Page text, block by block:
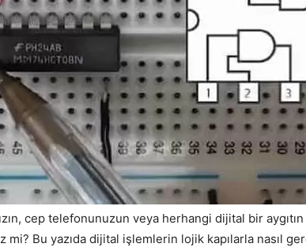
cep telefonunuzun veya herhangi dijital bir aygıtın
mi? Bu yazıda dijital işlemlerin lojik kapılarla nasıl